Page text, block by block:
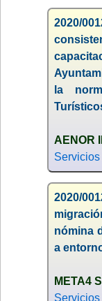
2020/
la
AENOR
Servicios
2020/
nómina
a
META4
Servicios